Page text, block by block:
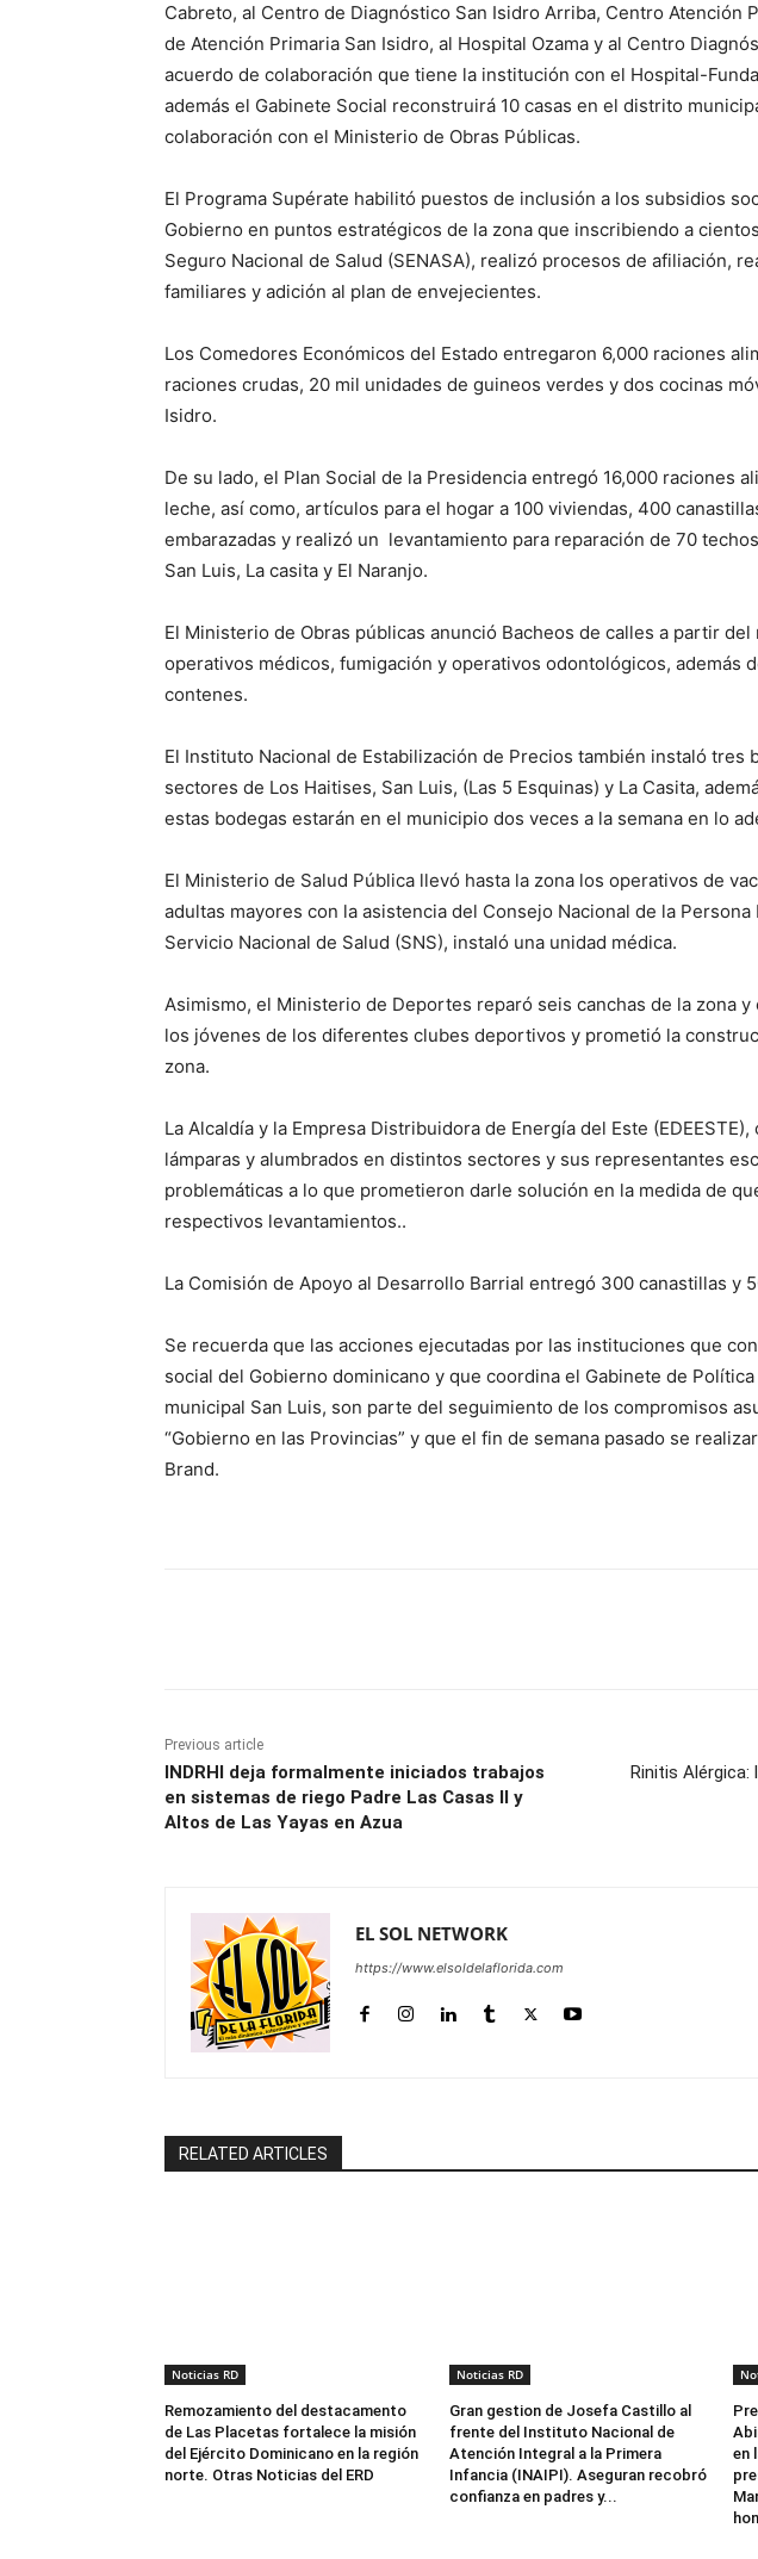
Cabreto, al Centro de Diagnóstico San Isidro Arriba, Centro Atención
de Atención Primaria San Isidro, al Hospital Ozama y al Centro
acuerdo de colaboración que tiene la institución con el Hospital-
además el Gabinete Social reconstruirá 10 casas en el distrito
colaboración con el Ministerio de Obras Públicas.
El Programa Supérate habilitó puestos de inclusión a los subsidios
Gobierno en puntos estratégicos de la zona que inscribiendo a
Seguro Nacional de Salud (SENASA), realizó procesos de afiliación,
familiares y adición al plan de envejecientes.
Los Comedores Económicos del Estado entregaron 6,000 raciones
raciones crudas, 20 mil unidades de guineos verdes y dos cocinas
Isidro.
De su lado, el Plan Social de la Presidencia entregó 16,000 raciones
leche, así como, artículos para el hogar a 100 viviendas, 400
embarazadas y realizó un levantamiento para reparación de 70
San Luis, La casita y El Naranjo.
El Ministerio de Obras públicas anunció Bacheos de calles a partir del
operativos médicos, fumigación y operativos odontológicos, además
contenes.
El Instituto Nacional de Estabilización de Precios también instaló tres
sectores de Los Haitises, San Luis, (Las 5 Esquinas) y La Casita,
estas bodegas estarán en el municipio dos veces a la semana en lo
El Ministerio de Salud Pública llevó hasta la zona los operativos de
adultas mayores con la asistencia del Consejo Nacional de la Persona
Servicio Nacional de Salud (SNS), instaló una unidad médica.
Asimismo, el Ministerio de Deportes reparó seis canchas de la zona
los jóvenes de los diferentes clubes deportivos y prometió la
zona.
La Alcaldía y la Empresa Distribuidora de Energía del Este
lámparas y alumbrados en distintos sectores y sus representantes
problemáticas a lo que prometieron darle solución en la medida de
respectivos levantamientos..
La Comisión de Apoyo al Desarrollo Barrial entregó 300 canastillas y
Se recuerda que las acciones ejecutadas por las instituciones que
social del Gobierno dominicano y que coordina el Gabinete de
municipal San Luis, son parte del seguimiento de los compromisos
“Gobierno en las Provincias” y que el fin de semana pasado se
Brand.
Previous article
INDRHI deja formalmente iniciados trabajos
en sistemas de riego Padre Las Casas II y
Altos de Las Yayas en Azua
Rinitis Alérgica:
EL SOL NETWORK
https://www.elsoldelaflorida.com
RELATED ARTICLES
Noticias RD
Remozamiento del destacamento
de Las Placetas fortalece la misión
del Ejército Dominicano en la región
norte. Otras Noticias del ERD
Noticias RD
Gran gestion de Josefa Castillo al
frente del Instituto Nacional de
Atención Integral a la Primera
Infancia (INAIPI). Aseguran recobró
confianza en padres y...
en